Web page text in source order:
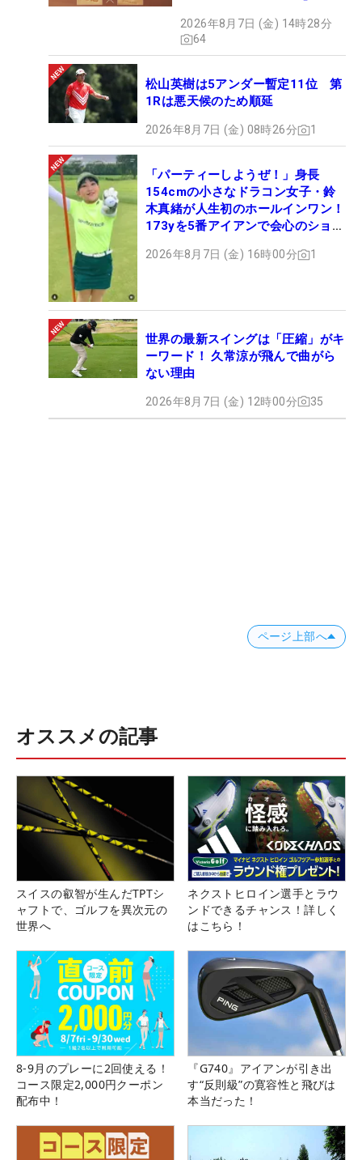
ュー
2026年8月7日 (金) 14時28分
64
松山英樹は5アンダー暫定11位 第
1Rは悪天候のため順延
2026年8月7日 (金) 08時26分 1
「パーティーしようぜ！」身長
154cmの小さなドラコン女子・鈴
木真緒が人生初のホールインワン！
173yを5番アイアンで会心のショッ
2026年8月7日 (金) 16時00分 1
世界の最新スイングは「圧縮」がキ
ーワード！ 久常涼が飛んで曲がら
ない理由
2026年8月7日 (金) 12時00分 35
ページ上部へ
オススメの記事
スイスの叡智が生んだTPTシ
ャフトで、ゴルフを異次元の
世界へ
ネクストヒロイン選手とラウ
ンドできるチャンス！詳しく
はこちら！
8-9月のプレーに2回使える！
コース限定2,000円クーポン
配布中！
『G740』アイアンが引き出
す“反則級”の寛容性と飛びは
本当だった！